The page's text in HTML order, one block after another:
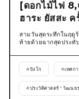
[ดอกไม้ไฟ
ฮาระ ยัสสะ
สามวันสุดระทึกในฤดู
ท้ายด้วยฉากสุดประทั
#บิงโก #เทศกา
#ประวัติศาสตร์ * วัฒนธ